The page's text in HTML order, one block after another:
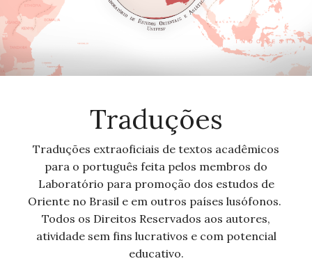
Traduções
Traduções extraoficiais de textos acadêmicos
para o português feita pelos membros do
Laboratório para promoção dos estudos de
Oriente no Brasil e em outros países lusófonos.
Todos os Direitos Reservados aos autores,
atividade sem fins lucrativos e com potencial
educativo.